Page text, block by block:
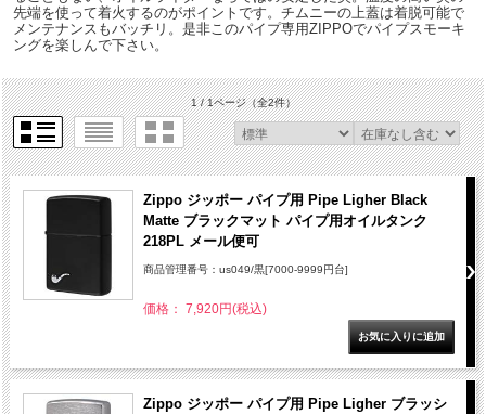
先端を使って着火するのがポイントです。チムニーの上蓋は着脱可能で
メンテナンスもバッチリ。是非このパイプ専用ZIPPOでパイプスモーキ
ングを楽しんで下さい。
1 / 1ページ（全2件）
Zippo ジッポー パイプ用 Pipe Ligher Black
Matte ブラックマット パイプ用オイルタンク
218PL メール便可
商品管理番号：us049/黒[7000-9999円台]
価格： 7,920円(税込)
Zippo ジッポー パイプ用 Pipe Ligher ブラッシ